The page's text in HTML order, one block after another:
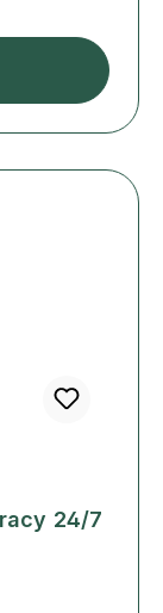
24/7